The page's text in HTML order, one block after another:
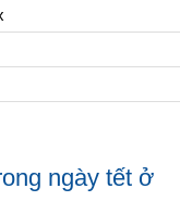
ngày tết ở